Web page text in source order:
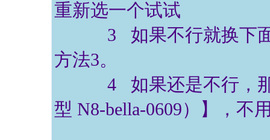
重新选一个试试
3 如果不行就换下面
方法3。
4 如果还是不行，那
型 N8-bella-0609）】，不